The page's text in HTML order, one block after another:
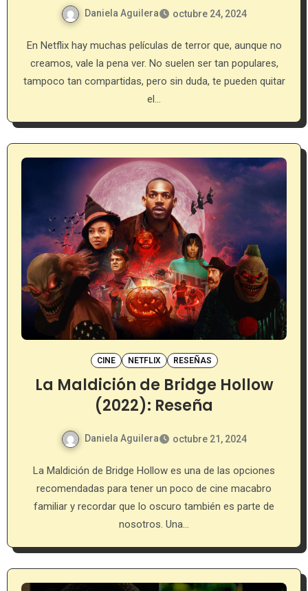
Daniela Aguilera octubre 24, 2024
En Netflix hay muchas películas de terror que, aunque no
creamos, vale la pena ver. No suelen ser tan populares,
tampoco tan compartidas, pero sin duda, te pueden quitar
el…
CINE NETFLIX RESEÑAS
La Maldición de Bridge Hollow
(2022): Reseña
Daniela Aguilera octubre 21, 2024
La Maldición de Bridge Hollow es una de las opciones
recomendadas para tener un poco de cine macabro
familiar y recordar que lo oscuro también es parte de
nosotros. Una…